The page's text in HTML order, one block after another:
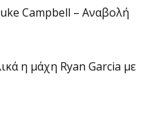
Campbell – Αναβολή
η μάχη Ryan Garcia με